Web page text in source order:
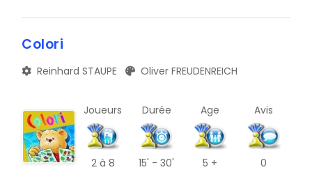
Colori
Reinhard STAUPE Oliver FREUDENREICH
Joueurs
2à 8
Durée
15' - 30'
Age
5 +
Avis
0